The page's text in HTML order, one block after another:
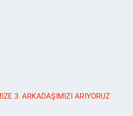
3. ARKADAŞIMIZI ARIYORUZ